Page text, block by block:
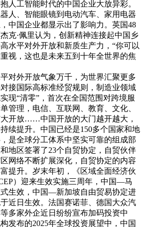
人工智能时代的中国企业大放异彩。
人、智能眼镜到电动汽车、家用电器
中国企业都显示出了影响力。英国48
克·佩里认为，创新精神连接起中国乡
水平对外开放和新质生产力，“你可以
视，这也是未来五到十年全世界的焦
外开放气象万千，为世界汇聚更多
接国际高标准经贸规则，制造业领域
现“清零”，首次在全国范围对跨境服
管理，电信、互联网、教育、文化、
开放……中国开放的大门越开越大，
续提升。中国已经是150多个国家和地
是全球分工体系中坚实可靠的组成部
地区签署了23个自贸协定，自贸伙伴
网络不断扩展深化，自贸协定的内容
提升。岁末年初，《区域全面经济伙
）迎来生效实施三周年，中国—马
生效，中国—新加坡自由贸易协定进
近日生效。法国赛诺菲、德国大众汽
多家外企近日纷纷宣布加码投资中
发布的2025年全球投资展望中，中国